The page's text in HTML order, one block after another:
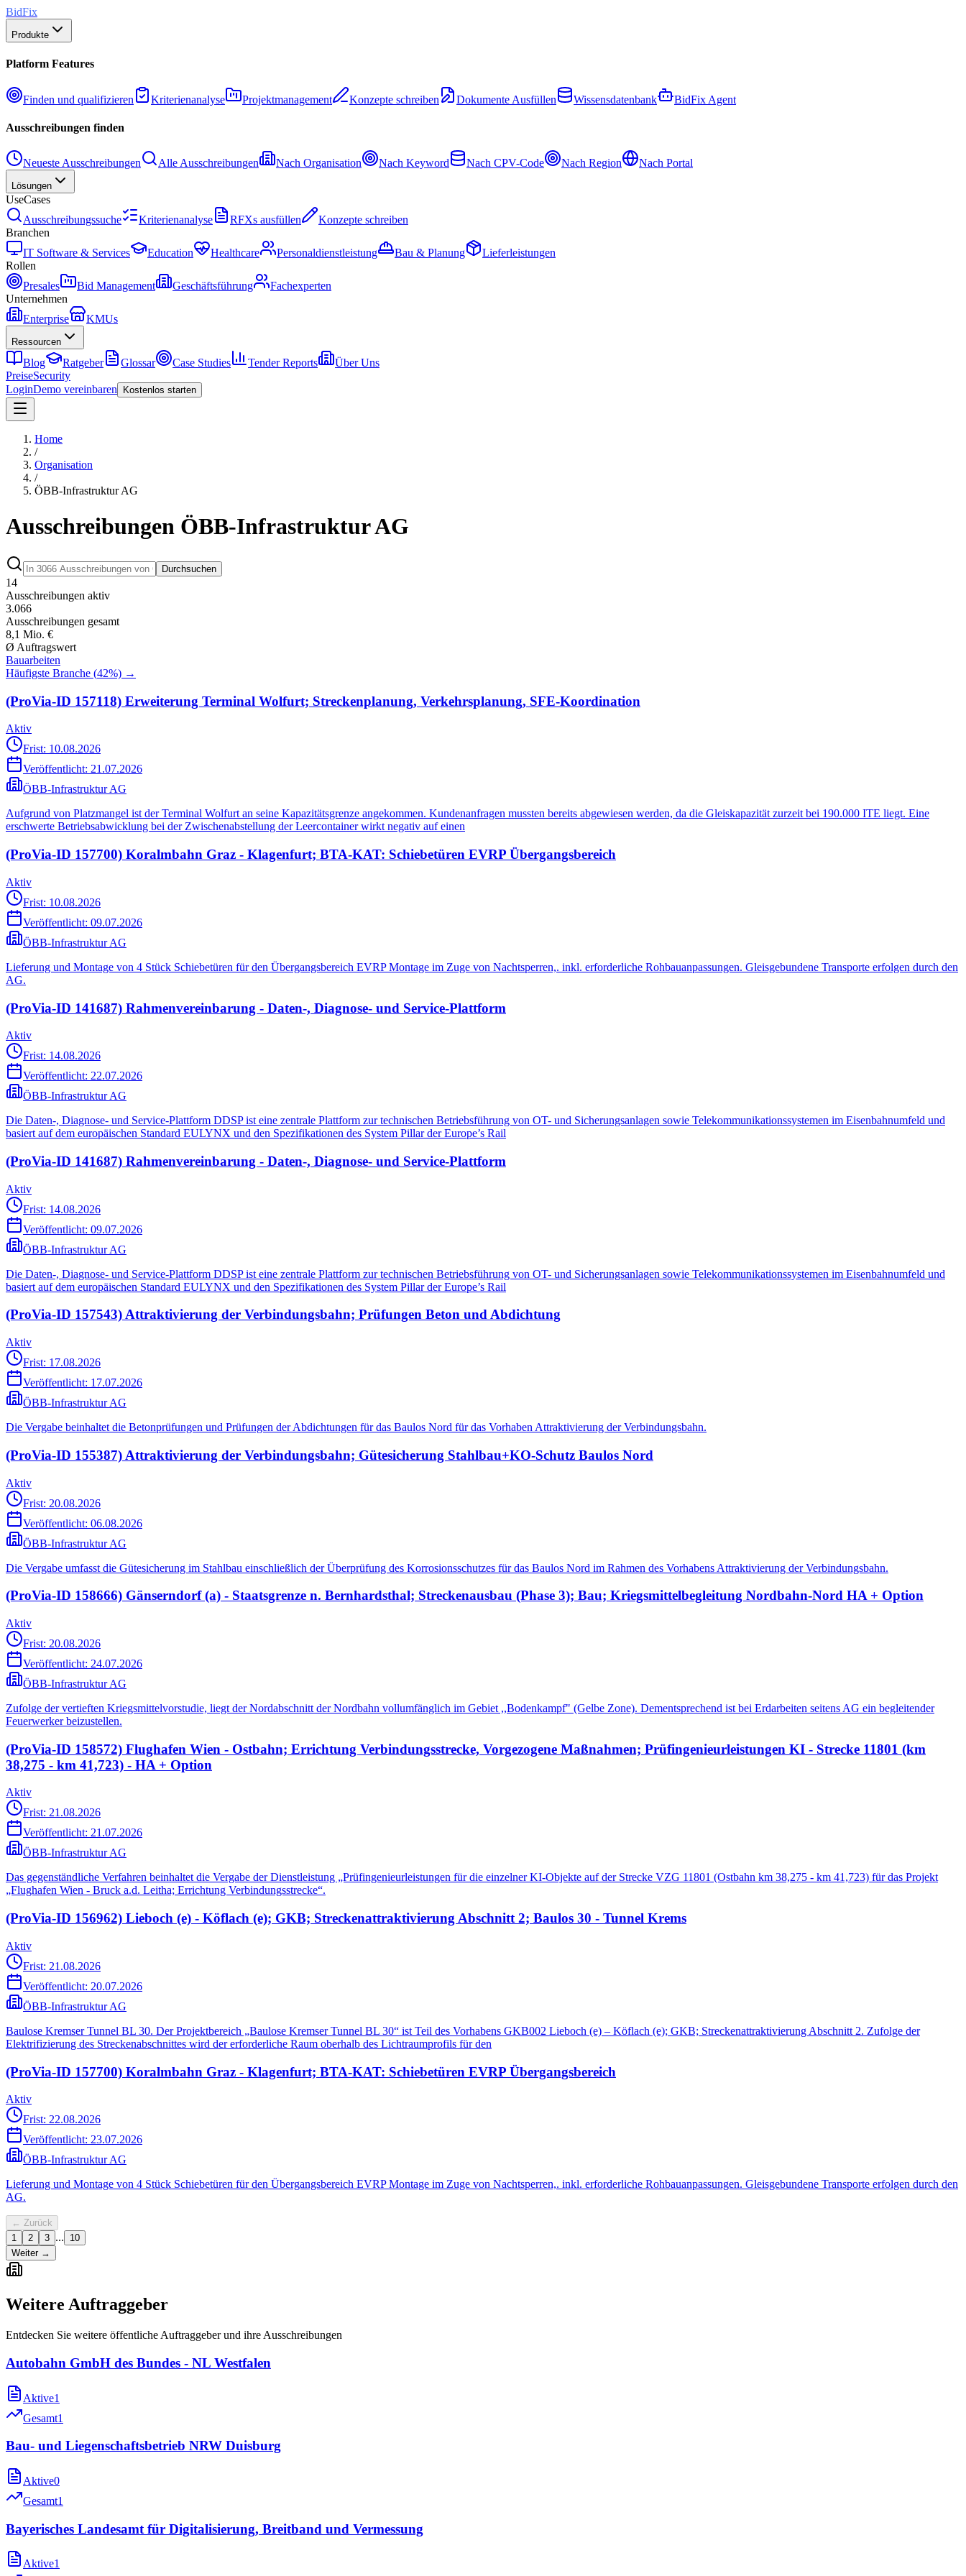
BidFix
Produkte
Platform Features
Finden und qualifizieren Kriterienanalyse Projektmanagement Konzepte schreiben Dokumente Ausfüllen Wissensdatenbank BidFix Agent
Ausschreibungen finden
Neueste Ausschreibungen Alle Ausschreibungen Nach Organisation Nach Keyword Nach CPV-Code Nach Region Nach Portal
Lösungen
UseCases
Ausschreibungssuche
Kriterienanalyse RFXs ausfüllen
Konzepte schreiben
Branchen
IT Software & Services
Education Healthcare Personaldienstleistung Bau & Planung
Lieferleistungen
Rollen
Presales
Bid Management Geschäftsführung
Fachexperten
Unternehmen
Enterprise
KMUs
Ressourcen
Blog Ratgeber Glossar Case Studies Tender Reports
Über Uns
PreiseSecurity
LoginDemo vereinbaren Kostenlos starten
Home
/
Organisation
/
ÖBB-Infrastruktur AG
Ausschreibungen ÖBB-Infrastruktur AG
Durchsuchen
14
Ausschreibungen aktiv
3.066
Ausschreibungen gesamt
8,1 Mio. €
Ø Auftragswert
Bauarbeiten
Häufigste Branche (42%) →
(ProVia-ID 157118) Erweiterung Terminal Wolfurt; Streckenplanung, Verkehrsplanung, SFE-Koordination
Aktiv
Frist: 10.08.2026
Veröffentlicht: 21.07.2026
ÖBB-Infrastruktur AG
Aufgrund von Platzmangel ist der Terminal Wolfurt an seine Kapazitätsgrenze angekommen. Kundenanfragen mussten bereits abgewiesen werden, da die Gleiskapazität zurzeit bei 190.000 ITE liegt. Eine
erschwerte Betriebsabwicklung bei der Zwischenabstellung der Leercontainer wirkt negativ auf einen
(ProVia-ID 157700) Koralmbahn Graz - Klagenfurt; BTA-KAT: Schiebetüren EVRP Übergangsbereich
Aktiv
Frist: 10.08.2026
Veröffentlicht: 09.07.2026
ÖBB-Infrastruktur AG
Lieferung und Montage von 4 Stück Schiebetüren für den Übergangsbereich EVRP Montage im Zuge von Nachtsperren,. inkl. erforderliche Rohbauanpassungen. Gleisgebundene Transporte erfolgen durch den
AG.
(ProVia-ID 141687) Rahmenvereinbarung - Daten-, Diagnose- und Service-Plattform
Aktiv
Frist: 14.08.2026
Veröffentlicht: 22.07.2026
ÖBB-Infrastruktur AG
Die Daten-, Diagnose- und Service-Plattform DDSP ist eine zentrale Plattform zur technischen Betriebsführung von OT- und Sicherungsanlagen sowie Telekommunikationssystemen im Eisenbahnumfeld und
basiert auf dem europäischen Standard EULYNX und den Spezifikationen des System Pillar der Europe’s Rail
(ProVia-ID 141687) Rahmenvereinbarung - Daten-, Diagnose- und Service-Plattform
Aktiv
Frist: 14.08.2026
Veröffentlicht: 09.07.2026
ÖBB-Infrastruktur AG
Die Daten-, Diagnose- und Service-Plattform DDSP ist eine zentrale Plattform zur technischen Betriebsführung von OT- und Sicherungsanlagen sowie Telekommunikationssystemen im Eisenbahnumfeld und
basiert auf dem europäischen Standard EULYNX und den Spezifikationen des System Pillar der Europe’s Rail
(ProVia-ID 157543) Attraktivierung der Verbindungsbahn; Prüfungen Beton und Abdichtung
Aktiv
Frist: 17.08.2026
Veröffentlicht: 17.07.2026
ÖBB-Infrastruktur AG
Die Vergabe beinhaltet die Betonprüfungen und Prüfungen der Abdichtungen für das Baulos Nord für das Vorhaben Attraktivierung der Verbindungsbahn.
(ProVia-ID 155387) Attraktivierung der Verbindungsbahn; Gütesicherung Stahlbau+KO-Schutz Baulos Nord
Aktiv
Frist: 20.08.2026
Veröffentlicht: 06.08.2026
ÖBB-Infrastruktur AG
Die Vergabe umfasst die Gütesicherung im Stahlbau einschließlich der Überprüfung des Korrosionsschutzes für das Baulos Nord im Rahmen des Vorhabens Attraktivierung der Verbindungsbahn.
(ProVia-ID 158666) Gänserndorf (a) - Staatsgrenze n. Bernhardsthal; Streckenausbau (Phase 3); Bau; Kriegsmittelbegleitung Nordbahn-Nord HA + Option
Aktiv
Frist: 20.08.2026
Veröffentlicht: 24.07.2026
ÖBB-Infrastruktur AG
Zufolge der vertieften Kriegsmittelvorstudie, liegt der Nordabschnitt der Nordbahn vollumfänglich im Gebiet ,,Bodenkampf" (Gelbe Zone). Dementsprechend ist bei Erdarbeiten seitens AG ein begleitender
Feuerwerker beizustellen.
(ProVia-ID 158572) Flughafen Wien - Ostbahn; Errichtung Verbindungsstrecke, Vorgezogene Maßnahmen; Prüfingenieurleistungen KI - Strecke 11801 (km
38,275 - km 41,723) - HA + Option
Aktiv
Frist: 21.08.2026
Veröffentlicht: 21.07.2026
ÖBB-Infrastruktur AG
Das gegenständliche Verfahren beinhaltet die Vergabe der Dienstleistung „Prüfingenieurleistungen für die einzelner KI-Objekte auf der Strecke VZG 11801 (Ostbahn km 38,275 - km 41,723) für das Projekt
„Flughafen Wien - Bruck a.d. Leitha; Errichtung Verbindungsstrecke“.
(ProVia-ID 156962) Lieboch (e) - Köflach (e); GKB; Streckenattraktivierung Abschnitt 2; Baulos 30 - Tunnel Krems
Aktiv
Frist: 21.08.2026
Veröffentlicht: 20.07.2026
ÖBB-Infrastruktur AG
Baulose Kremser Tunnel BL 30. Der Projektbereich „Baulose Kremser Tunnel BL 30“ ist Teil des Vorhabens GKB002 Lieboch (e) – Köflach (e); GKB; Streckenattraktivierung Abschnitt 2. Zufolge der
Elektrifizierung des Streckenabschnittes wird der erforderliche Raum oberhalb des Lichtraumprofils für den
(ProVia-ID 157700) Koralmbahn Graz - Klagenfurt; BTA-KAT: Schiebetüren EVRP Übergangsbereich
Aktiv
Frist: 22.08.2026
Veröffentlicht: 23.07.2026
ÖBB-Infrastruktur AG
Lieferung und Montage von 4 Stück Schiebetüren für den Übergangsbereich EVRP Montage im Zuge von Nachtsperren,. inkl. erforderliche Rohbauanpassungen. Gleisgebundene Transporte erfolgen durch den
AG.
← Zurück
1
2 3 ...
10
Weiter →
Weitere Auftraggeber
Entdecken Sie weitere öffentliche Auftraggeber und ihre Ausschreibungen
Autobahn GmbH des Bundes - NL Westfalen
Aktive1
Gesamt1
Bau- und Liegenschaftsbetrieb NRW Duisburg
Aktive0
Gesamt1
Bayerisches Landesamt für Digitalisierung, Breitband und Vermessung
Aktive1